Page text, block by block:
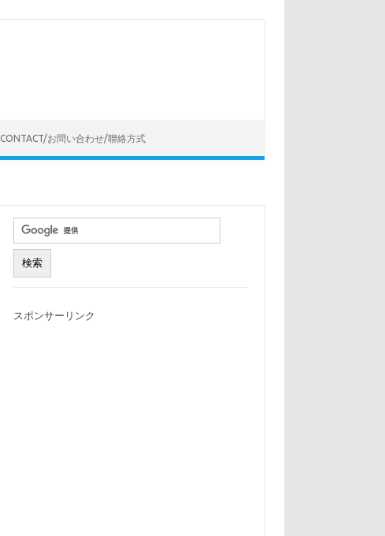
CONTACT/お問い合わせ/聯絡方式
スポンサーリンク